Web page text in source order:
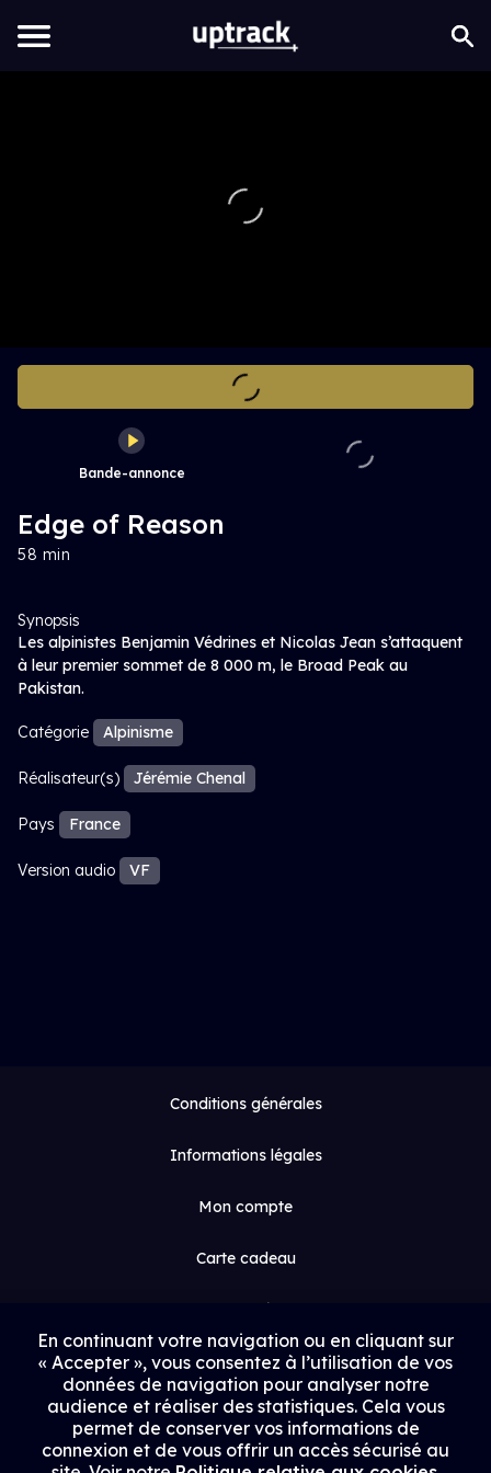
Bande-annonce
Edge of Reason
58 min
Synopsis
Les alpinistes Benjamin Védrines et Nicolas Jean s’attaquent
à leur premier sommet de 8 000 m, le Broad Peak au
Pakistan.
Catégorie Alpinisme
Réalisateur(s) Jérémie Chenal
Pays France
Version audio VF
Conditions générales
Informations légales
Mon compte
Carte cadeau
Espace médias
Contact
Proposer un film
Rejoindre Uptrack
En continuant votre navigation ou en cliquant sur
« Accepter », vous consentez à l’utilisation de vos
données de navigation pour analyser notre
audience et réaliser des statistiques. Cela vous
permet de conserver vos informations de
connexion et de vous offrir un accès sécurisé au